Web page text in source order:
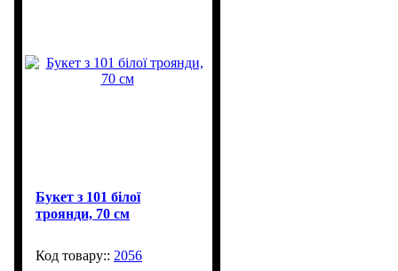
Букет з 101 білої
троянди, 70 см
2056